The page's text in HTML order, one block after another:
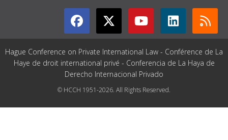
Hague Conference on Private International Law - Conférence de La
Haye de droit international privé - Conferencia de La Haya de
Derecho Internacional Privado
© HCCH 1951-2026. All Rights Reserved.